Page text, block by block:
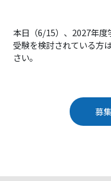
本日（6/15）、2027年度
受験を検討されている方
さい。
募